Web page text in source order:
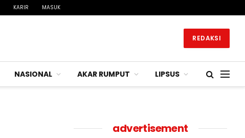
KARIR MASUK
REDAKSI
NASIONAL AKAR RUMPUT LIPSUS
advertisement